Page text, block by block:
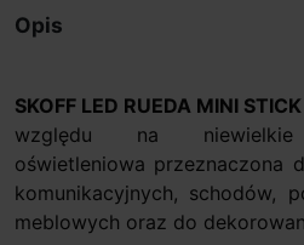
Opis
SKOFF LED RUEDA MINI STICK
względu na
oświetleniowa przeznaczona
komunikacyjnych, schodów,
meblowych oraz do